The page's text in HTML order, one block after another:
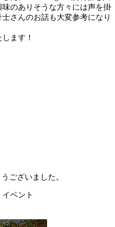
のありそうな方々には声を掛
さんのお話も大変参考になり
ます！
ございました。
ベント